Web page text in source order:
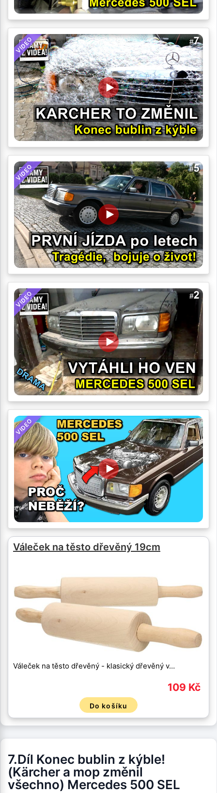
VIDEO
VIDEO
VIDEO
VIDEO
Váleček na těsto dřevěný 19cm
Váleček na těsto dřevěný - klasický dřevěný v…
109 Kč
Do košíku
7.Díl Konec bublin z kýble!
(Kärcher a mop změnil
všechno) Mercedes 500 SEL